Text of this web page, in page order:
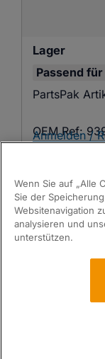
Lager
Passend für
PartsPak
OEM Ref:
Anmelden /
Wenn Sie auf „Alle
Sie der
Websitenavigation
analysieren und
unterstützen.